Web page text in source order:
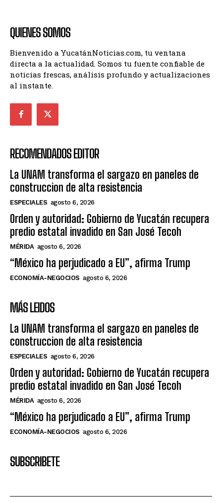
QUIENES SOMOS
Bienvenido a YucatánNoticias.com, tu ventana
directa a la actualidad. Somos tu fuente confiable de
noticias frescas, análisis profundo y actualizaciones
al instante.
RECOMENDADOS EDITOR
La UNAM transforma el sargazo en paneles de
construccion de alta resistencia
ESPECIALES agosto 6, 2026
Orden y autoridad: Gobierno de Yucatán recupera
predio estatal invadido en San José Tecoh
MÉRIDA agosto 6, 2026
“México ha perjudicado a EU”, afirma Trump
ECONOMÍA-NEGOCIOS agosto 6, 2026
MÁS LEIDOS
La UNAM transforma el sargazo en paneles de
construccion de alta resistencia
ESPECIALES agosto 6, 2026
Orden y autoridad: Gobierno de Yucatán recupera
predio estatal invadido en San José Tecoh
MÉRIDA agosto 6, 2026
“México ha perjudicado a EU”, afirma Trump
ECONOMÍA-NEGOCIOS agosto 6, 2026
SUBSCRIBETE